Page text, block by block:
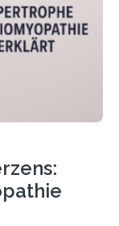
Therapie
zu den